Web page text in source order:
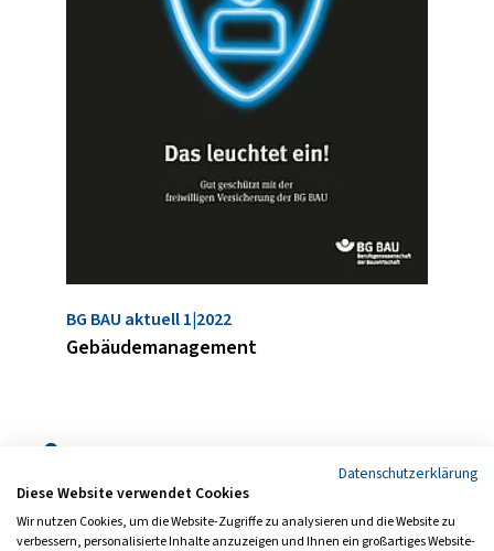
BG BAU aktuell 1|2022
Gebäudemanagement
Datenschutzerklärung
Diese Website verwendet Cookies
Wir nutzen Cookies, um die Website-Zugriffe zu analysieren und die Website zu
verbessern, personalisierte Inhalte anzuzeigen und Ihnen ein großartiges Website-